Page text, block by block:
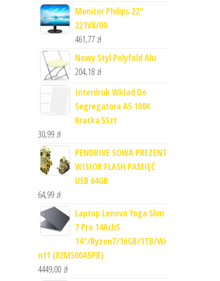
Monitor Philips 22"
221V8/00
461,77 zł
Nowy Styl Polyfold Alu
204,18 zł
Interdruk Wkład Do
Segregatora A5 100K
Kratka 5Szt
30,99 zł
PENDRIVE SOWA PREZENT
WISIOR FLASH PAMIĘĆ
USB 64GB
64,99 zł
Laptop Lenovo Yoga Slim
7 Pro 14Ach5
14"/Ryzen7/16GB/1TB/Wi
n11 (82MS00A5PB)
4449,00 zł